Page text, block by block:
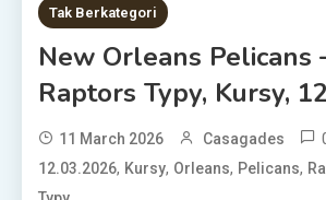
Tak Berkategori
New Orleans Pelicans
Raptors Typy, Kursy,
11 March 2026 Casagades
12.03.2026, Kursy, Orleans, Pelicans,